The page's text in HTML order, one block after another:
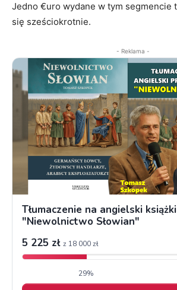
Jedno €uro wydane w tym segmencie
się sześciokrotnie.
- Reklama -